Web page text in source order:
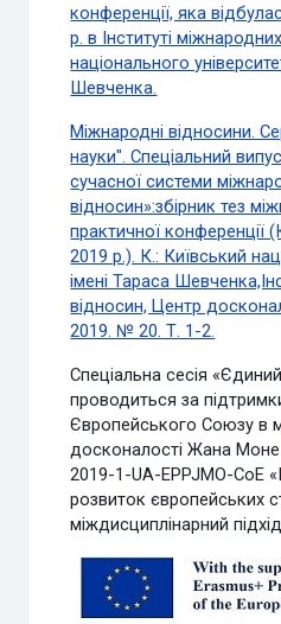
конференції, яка
р. в Інституті
національного
Шевченка.
Міжнародні відносини.
науки". Спеціальний
сучасної системи
відносин»:збірник тез
практичної конференції
2019 р.). К.: Київський
імені Тараса
відносин, Центр
2019. № 20. Т. 1-2.
Спеціальна сесія
проводиться за
Європейського Союзу в
досконалості Жана
2019-1-UA-EPPJMO-CoE
розвиток європейських
міждисциплінарний